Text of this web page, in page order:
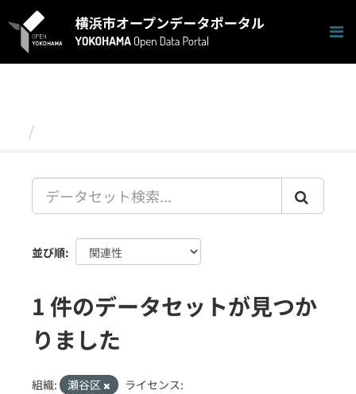
キ
並び順
1 件のデータセットが見つか
りました
組織: 瀬谷区
ライセンス: